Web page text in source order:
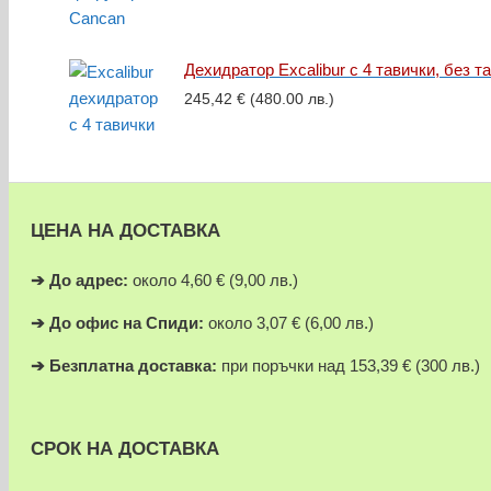
Дехидратор Excalibur с 4 тавички, без
245,42 € (480.00 лв.)
ЦЕНА НА ДОСТАВКА
➔ До адрес: около 4,60 € (9,00 лв.)
➔ До офис на Спиди: около 3,07 € (6,00 лв.)
➔ Безплатна доставка: при поръчки над 153,39 € (300 лв.)
СРОК НА ДОСТАВКА